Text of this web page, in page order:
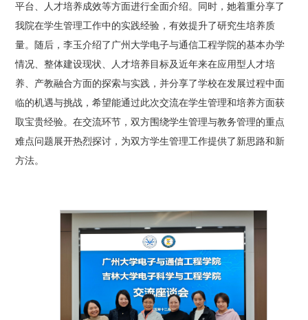
平台、人才培养成效等方面进行全面介绍。同时，她着重分享了
我院在学生管理工作中的实践经验，有效提升了研究生培养质
量。 随后，李玉介绍了 广州大学电子与通信工程学院的基本办学
情况 、整体建设现状、人才培养目标及近年来在应用型人才培
养、产教融合方面的探索与实践 ，并分享了学校在发展过程中面
临的机遇与挑战，希望能通过此次交流在学生管理和培养方面获
取宝贵经验。在交流环节，双方围绕学生管理与教务管理的重点
难点问题展开热烈探讨 ， 为双方学生管理工作提供了新思路和新
方法。